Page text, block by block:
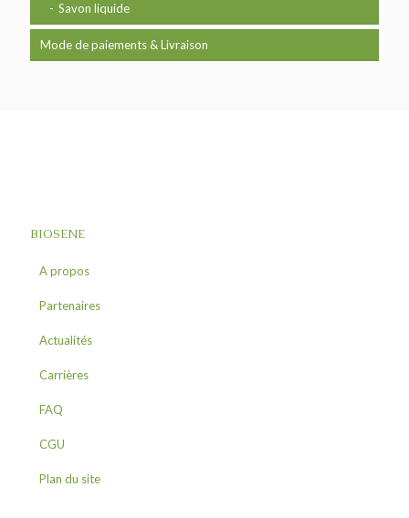
Savon liquide
Mode de paiements & Livraison
BIOSENE
A propos
Partenaires
Actualités
Carrières
FAQ
CGU
Plan du site